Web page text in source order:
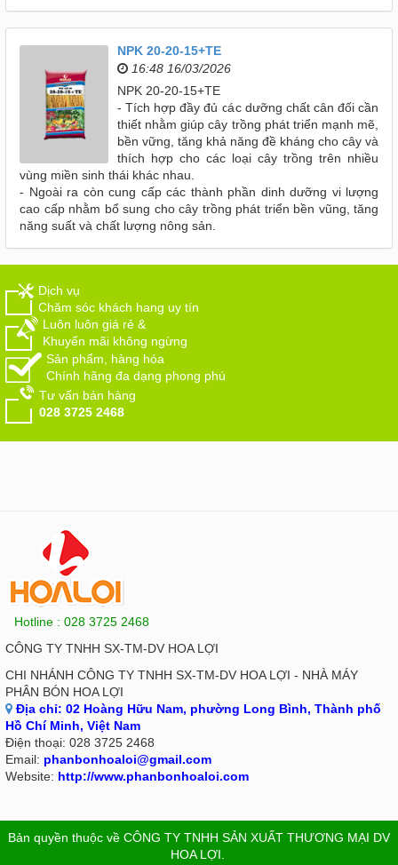
NPK 20-20-15+TE
16:48 16/03/2026
NPK 20-20-15+TE
- Tích hợp đầy đủ các dưỡng chất cân đối cần
thiết nhằm giúp cây trồng phát triển mạnh mẽ,
bền vững, tăng khả năng đề kháng cho cây và
thích hợp cho các loại cây trồng trên nhiều
vùng miền sinh thái khác nhau.
- Ngoài ra còn cung cấp các thành phần dinh dưỡng vi lượng
cao cấp nhằm bổ sung cho cây trồng phát triển bền vũng, tăng
năng suất và chất lượng nông sản.
Dịch vụ
Chăm sóc khách hang uy tín
Luôn luôn giá rẻ &
Khuyến mãi không ngừng
Sản phẩm, hàng hóa
Chính hãng đa dạng phong phú
Tư vấn bán hàng
028 3725 2468
Hotline : 028 3725 2468
CÔNG TY TNHH SX-TM-DV HOA LỢI
CHI NHÁNH CÔNG TY TNHH SX-TM-DV HOA LỢI - NHÀ MÁY
PHÂN BÓN HOA LỢI
Địa chỉ: 02 Hoàng Hữu Nam, phường Long Bình, Thành phố
Hồ Chí Minh, Việt Nam
Điện thoại: 028 3725 2468
Email: phanbonhoaloi@gmail.com
Website: http://www.phanbonhoaloi.com
Bản quyền thuộc về CÔNG TY TNHH SẢN XUẤT THƯƠNG MẠI DV
HOA LỢI